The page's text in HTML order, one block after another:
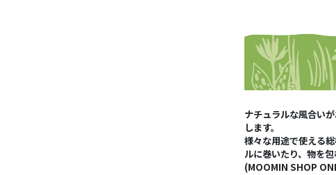
ナチュラルな風合い
します。
様々な用途で使える
ルに巻いたり、物を
(MOOMIN SHOP